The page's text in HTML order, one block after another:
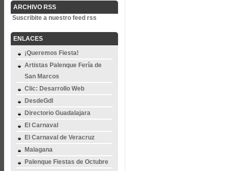
ARCHIVO RSS
Suscribite a nuestro feed rss
ENLACES
¡Queremos Fiesta!
Artistas Palenque Fería de
San Marcos
Clic: Desarrollo Web
DesdeGdl
Directorio Guadalajara
El Carnaval
El Carnaval de Veracruz
Malagana
Palenque Fiestas de Octubre